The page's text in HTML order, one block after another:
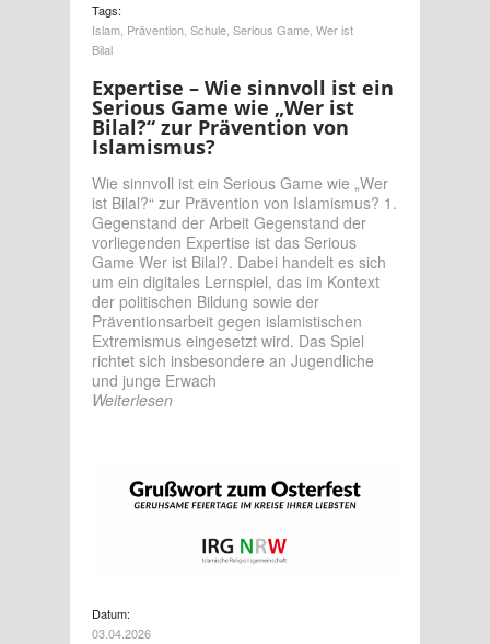
Tags:
Islam, Prävention, Schule, Serious Game, Wer ist
Bilal
Expertise – Wie sinnvoll ist ein
Serious Game wie „Wer ist
Bilal?“ zur Prävention von
Islamismus?
Wie sinnvoll ist ein Serious Game wie „Wer
ist Bilal?“ zur Prävention von Islamismus? 1.
Gegenstand der Arbeit Gegenstand der
vorliegenden Expertise ist das Serious
Game Wer ist Bilal?. Dabei handelt es sich
um ein digitales Lernspiel, das im Kontext
der politischen Bildung sowie der
Präventionsarbeit gegen islamistischen
Extremismus eingesetzt wird. Das Spiel
richtet sich insbesondere an Jugendliche
und junge Erwach
Weiterlesen
Datum:
03.04.2026